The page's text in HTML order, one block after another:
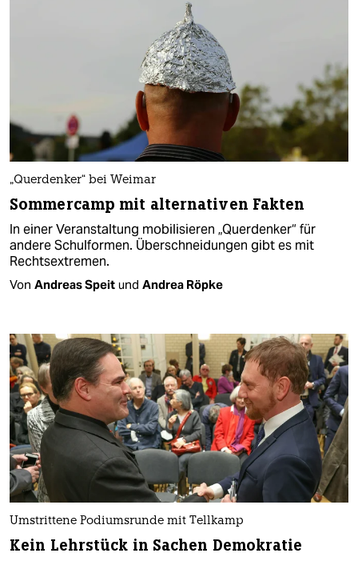
„Querdenker“ bei Weimar
Sommercamp mit alternativen Fakten
In einer Veranstaltung mobilisieren „Querdenker“ für
andere Schulformen. Überschneidungen gibt es mit
Rechtsextremen.
Von Andreas Speit und Andrea Röpke
Umstrittene Podiumsrunde mit Tellkamp
Kein Lehrstück in Sachen Demokratie